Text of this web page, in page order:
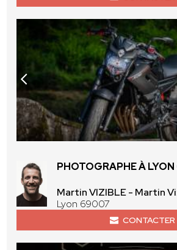
PHOTOGRAPHE À
Martin VIZIBLE - Martin
Lyon 69007
CONTACTER